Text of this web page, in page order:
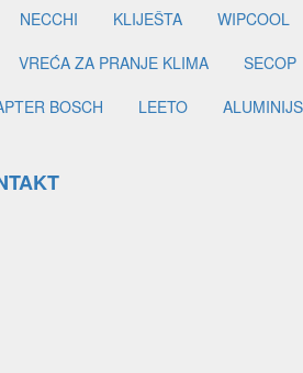
NECCHI KLIJEŠTA WIPCOOL
VREĆA ZA PRANJE KLIMA SECOP
BOSCH LEETO